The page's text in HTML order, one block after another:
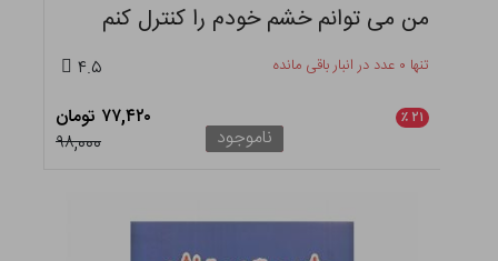
من می توانم خشم خودم را کنترل کنم
تنها ۰ عدد در انبار باقی مانده ۴.۵
۲۱ ٪
۷۷,۴۲۰ تومان
۹۸,۰۰۰
ناموجود